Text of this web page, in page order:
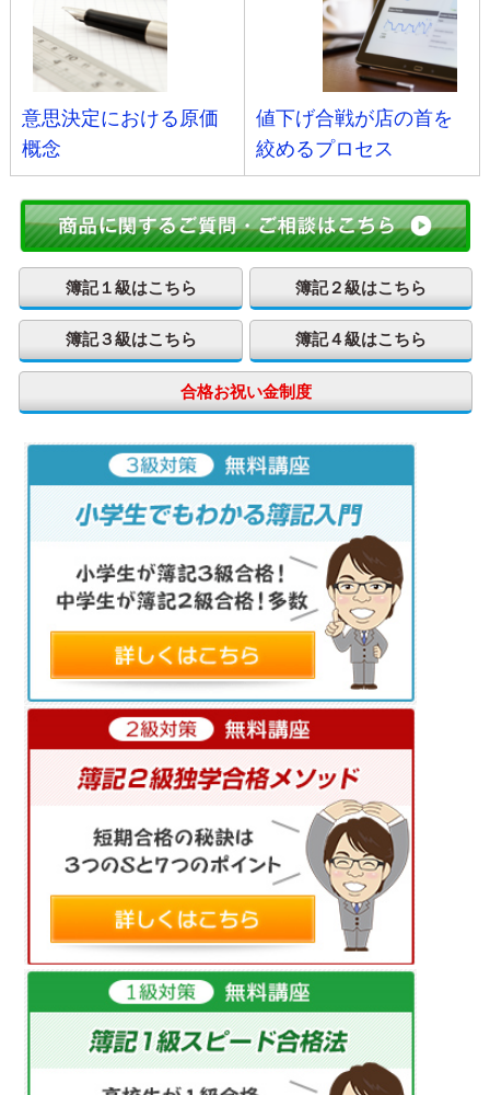
意思決定における原価
概念
値下げ合戦が店の首を
絞めるプロセス
簿記１級はこちら 簿記２級はこちら
簿記３級はこちら 簿記４級はこちら
合格お祝い金制度